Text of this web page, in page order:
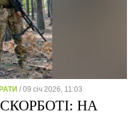
/ 09 січ 2026, 11:03
НА